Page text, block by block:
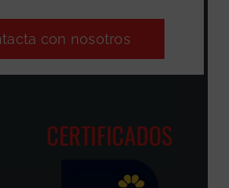
con nosotros
CERTIFICADOS